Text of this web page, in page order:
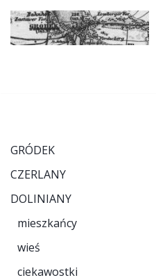
Przejdź
GRÓDEK
CZERLANY
DOLINIANY
mieszkańcy
wieś
ciekawostki